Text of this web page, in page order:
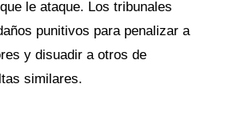
le ataque. Los tribunales
punitivos para penalizar a
y disuadir a otros de
similares.